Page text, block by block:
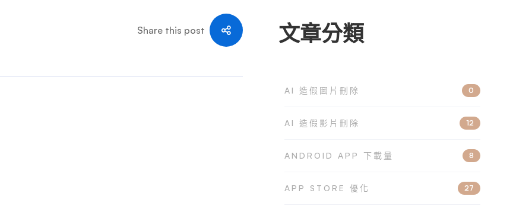
準備是有效處理網路聲譽危機的關鍵。 8.投資於長期
至關重要。 9.隨時了解產業趨勢與最佳實踐 緊跟行業
管理專業人士合作 有時，尋求外部專業知識是有效聲
Share this post 文章分類
AI 造假圖片刪除 0
AI 造假影片刪除 12
ANDROID APP 下載量 8
APP STORE 優化 27